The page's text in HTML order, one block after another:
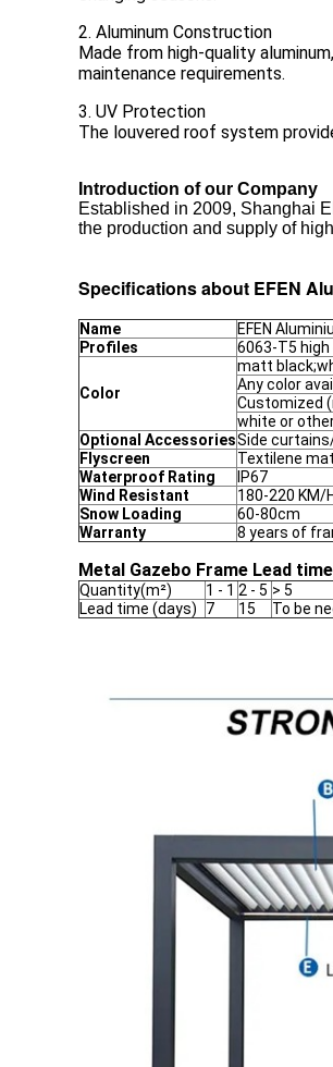
2. Aluminum Construction
Made from high-quality
maintenance requirements.
3. UV Protection
The louvered roof system
Introduction of our Company
Established in 2009, Shanghai
the production and supply of
Specifications about EFEN
Name
EFEN
Profiles
6063-T5
Color
matt
Any color
Customized
white or
Optional AccessoriesSide
Flyscreen
Textilene
Waterproof Rating
IP67
Wind Resistant
180-220 KM/H
Snow Loading
60-80cm
Warranty
8 years of
Metal Gazebo Frame Lead
Quantity(m²) 1 - 1 2 - 5 > 5
Lead time (days)
7 15 To be